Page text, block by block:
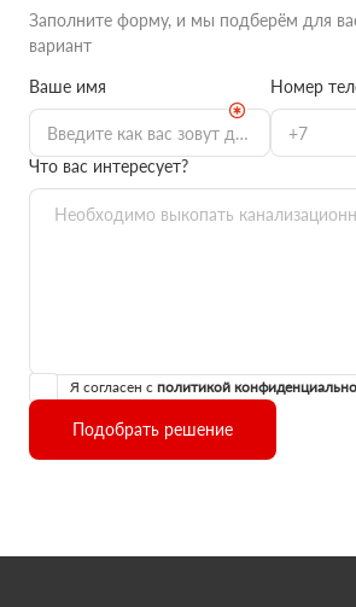
Заполните форму, и мы подберём для
вариант
Ваше имя
Номер
Что вас интересует?
Я согласен с политикой
Подобрать решение